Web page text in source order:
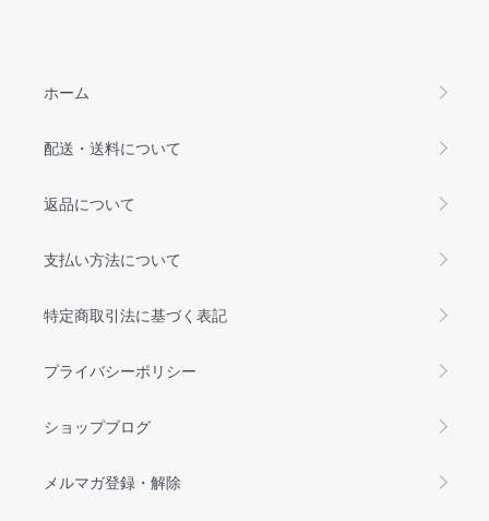
ホーム
配送・送料について
返品について
支払い方法について
特定商取引法に基づく表記
プライバシーポリシー
ショップブログ
メルマガ登録・解除